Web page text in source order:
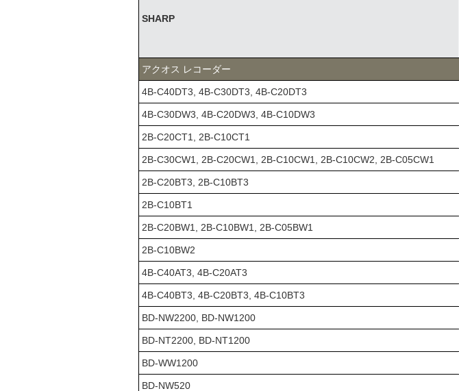
SHARP
アクオス レコーダー
4B-C40DT3, 4B-C30DT3, 4B-C20DT3
4B-C30DW3, 4B-C20DW3, 4B-C10DW3
2B-C20CT1, 2B-C10CT1
2B-C30CW1, 2B-C20CW1, 2B-C10CW1, 2B-C10CW2, 2B-C05CW1
2B-C20BT3, 2B-C10BT3
2B-C10BT1
2B-C20BW1, 2B-C10BW1, 2B-C05BW1
2B-C10BW2
4B-C40AT3, 4B-C20AT3
4B-C40BT3, 4B-C20BT3, 4B-C10BT3
BD-NW2200, BD-NW1200
BD-NT2200, BD-NT1200
BD-WW1200
BD-NW520